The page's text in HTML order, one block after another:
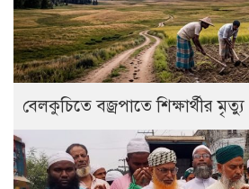
বেলকুচিতে বজ্রপাতে শিক্ষার্থীর মৃত্যু